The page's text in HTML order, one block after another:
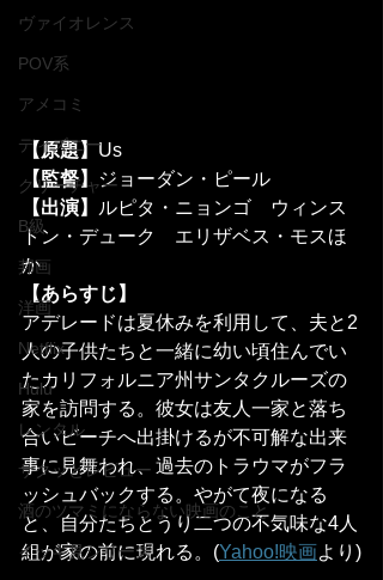
ヴァイオレンス
POV系
アメコミ
ディズニー
クリーチャー
B級
邦画
洋画
Netflix
Hulu
レンタル
サクッとレビュー
酒のツマミにならない映画のこと
イッキ見シリーズ
【原題】Us
【監督】 ジョーダン・ピール
【出演】
ルピタ・ニョンゴ　ウィンス
トン・デューク　エリザベス・モスほ
か
【あらすじ】
アデレードは夏休みを利用して、夫と2
人の子供たちと一緒に幼い頃住んでい
たカリフォルニア州サンタクルーズの
家を訪問する。彼女は友人一家と落ち
合いビーチへ出掛けるが不可解な出来
事に見舞われ、過去のトラウマがフラ
ッシュバックする。やがて夜になる
と、自分たちとうり二つの不気味な4人
組が家の前に現れる。(Yahoo!映画より)